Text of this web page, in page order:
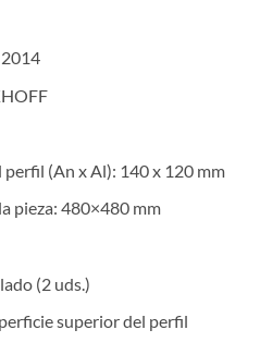
(An x Al): 140 x 120 mm
pieza: 480×480 mm
(2 uds.)
superior del perfil